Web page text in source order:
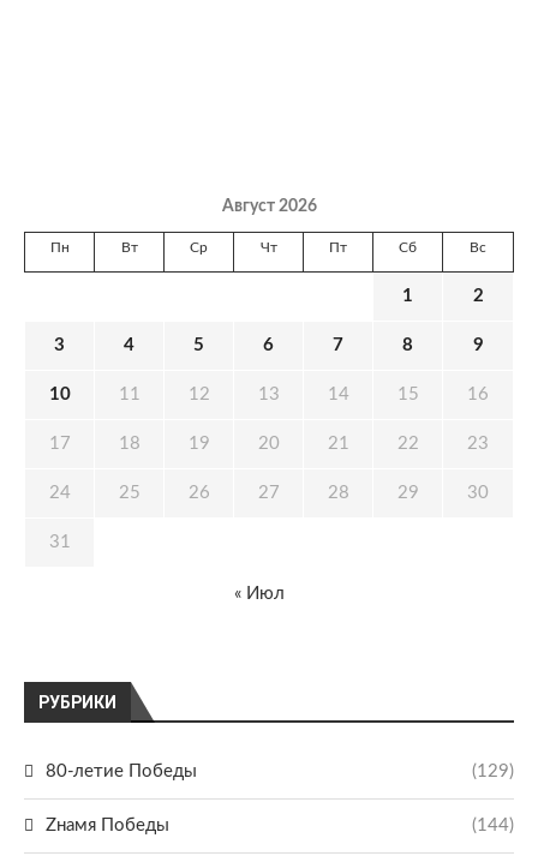
РУБРИКИ
80-летие Победы (129)
Zнамя Победы (144)
Август 2026
Пн Вт Ср Чт Пт Сб Вс
1 2
3 4 5 6 7 8 9
10 11 12 13 14 15 16
17 18 19 20 21 22 23
24 25 26 27 28 29 30
31
« Июл